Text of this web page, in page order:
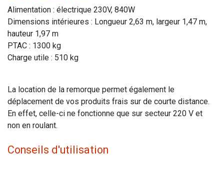
Alimentation : électrique 230V, 840W
Dimensions intérieures : Longueur 2,63 m, largeur 1,47 m,
hauteur 1,97 m
PTAC : 1300 kg
Charge utile : 510 kg
La location de la remorque permet également le
déplacement de vos produits frais sur de courte distance.
En effet, celle-ci ne fonctionne que sur secteur 220 V et
non en roulant.
Conseils d'utilisation